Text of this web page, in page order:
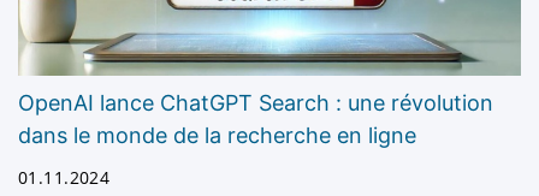
rapports, à la fiscalité et au respect de la
législation. Nous pouvons alléger ce fardeau
coûteux en temps et en argent en vous
fournissant des services comptables
rentables tout en maintenant la conformité
réglementaire.
OpenAI lance ChatGPT Search : une révolution
dans le monde de la recherche en ligne
01.11.2024